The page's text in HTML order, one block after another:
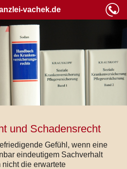
vachek.de
und Schadensrecht
Gefühl, wenn eine
eindeutigem Sachverhalt
die erwartete